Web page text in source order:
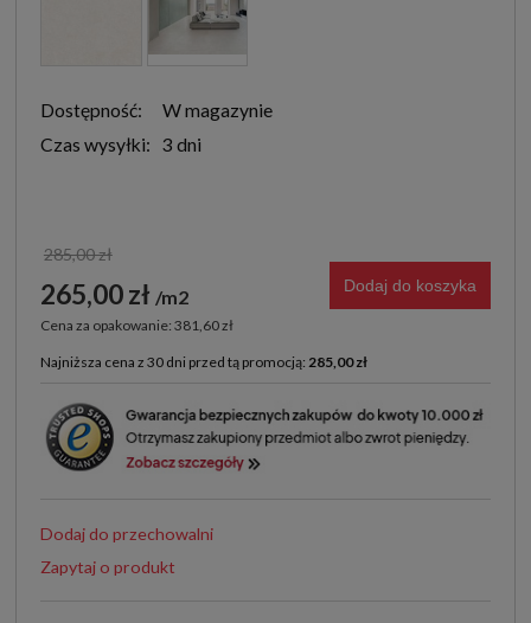
Dostępność:
W magazynie
Czas wysyłki: 3 dni
285,00 zł
265,00 zł m2
Cena za opakowanie: 381,60 zł
Dodaj do koszyka
Najniższa cena z 30 dni przed tą promocją: 285,00 zł
Jeżeli produkt jest sprzedawany krócej niż 30 dni,
wyświetlana jest najniższa cena od momentu, kiedy
produkt pojawił się w sprzedaży.
Dodaj do przechowalni
Zapytaj o produkt